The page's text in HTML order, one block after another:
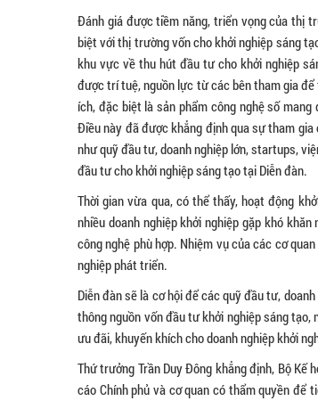
Đánh giá được tiềm năng, triển vọng của thị
biệt với thị trường vốn cho khởi nghiệp sáng
khu vực về thu hút đầu tư cho khởi nghiệp
được trí tuệ, nguồn lực từ các bên tham gia
ích, đặc biệt là sản phẩm công nghệ số
Điều này đã được khẳng định qua sự tham
như quỹ đầu tư, doanh nghiệp lớn, startups,
đầu tư cho khởi nghiệp sáng tạo tại Diễn đàn.
Thời gian vừa qua, có thể thấy, hoạt động
nhiều doanh nghiệp khởi nghiệp gặp khó
công nghệ phù hợp. Nhiệm vụ của các cơ
nghiệp phát triển.
Diễn đàn sẽ là cơ hội để các quỹ đầu tư,
thông nguồn vốn đầu tư khởi nghiệp sáng
ưu đãi, khuyến khích cho doanh nghiệp khởi
Thứ trưởng Trần Duy Đông khẳng định, Bộ Kế
cáo Chính phủ và cơ quan có thẩm quyền